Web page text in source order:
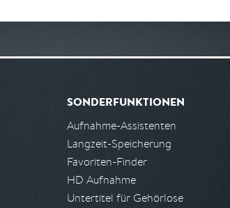
SONDERFUNKTIONEN
Aufnahme-Assistenten
Langzeit-Speicherung
Favoriten-Finder
HD Aufnahme
Untertitel für Gehörlose